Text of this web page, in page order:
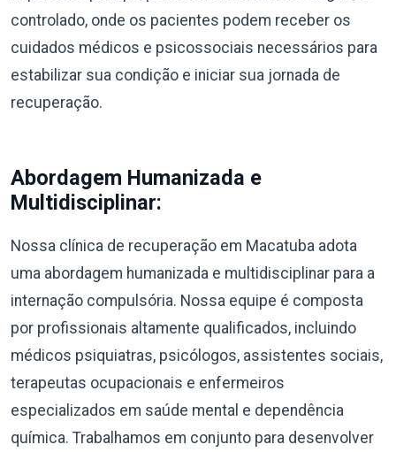
controlado, onde os pacientes podem receber os
cuidados médicos e psicossociais necessários para
estabilizar sua condição e iniciar sua jornada de
recuperação.
Abordagem Humanizada e
Multidisciplinar:
Nossa clínica de recuperação em Macatuba adota
uma abordagem humanizada e multidisciplinar para a
internação compulsória. Nossa equipe é composta
por profissionais altamente qualificados, incluindo
médicos psiquiatras, psicólogos, assistentes sociais,
terapeutas ocupacionais e enfermeiros
especializados em saúde mental e dependência
química. Trabalhamos em conjunto para desenvolver